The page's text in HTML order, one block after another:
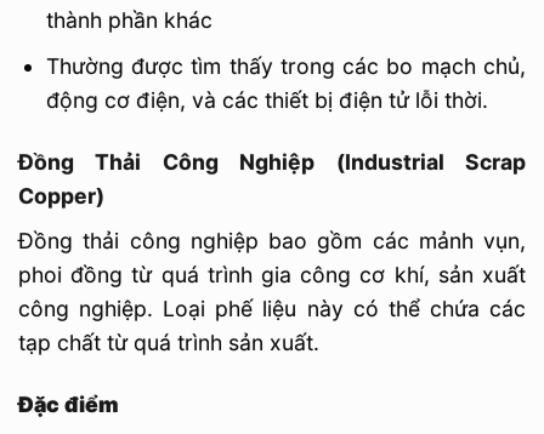
thành phần khác
Thường được tìm thấy trong các bo mạch chủ,
động cơ điện, và các thiết bị điện tử lỗi thời.
Đồng Thải Công Nghiệp (Industrial Scrap
Copper)
Đồng thải công nghiệp bao gồm các mảnh vụn,
phoi đồng từ quá trình gia công cơ khí, sản xuất
công nghiệp. Loại phế liệu này có thể chứa các
tạp chất từ quá trình sản xuất.
Đặc điểm